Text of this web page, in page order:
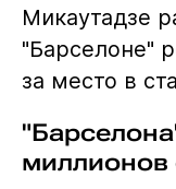
Микаутадзе
"Барселоне"
за место в
миллионов